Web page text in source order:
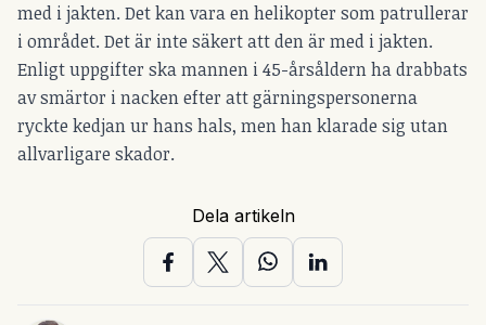
med i jakten. Det kan vara en helikopter som patrullerar
i området. Det är inte säkert att den är med i jakten.
Enligt uppgifter ska mannen i 45-årsåldern ha drabbats
av smärtor i nacken efter att gärningspersonerna
ryckte kedjan ur hans hals, men han klarade sig utan
allvarligare skador.
Dela artikeln